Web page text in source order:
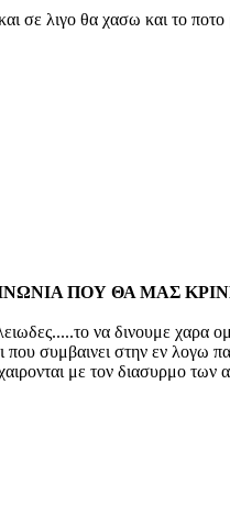
σε λιγο θα χασω και το
ΠΟΥ ΘΑ ΜΑΣ
να δινουμε χαρα
που συμβαινει στην εν λογω
με τον διασυρμο των